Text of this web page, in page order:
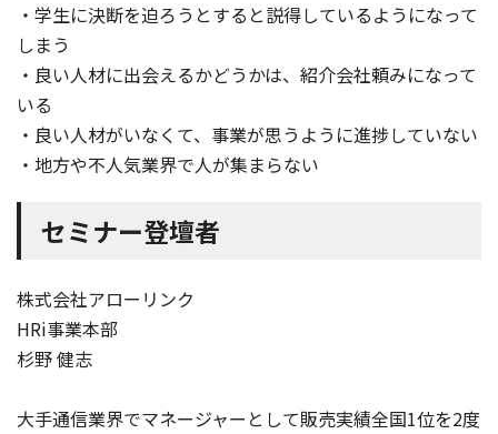
・学生に決断を迫ろうとすると説得しているようになって
しまう
・良い人材に出会えるかどうかは、紹介会社頼みになって
いる
・良い人材がいなくて、事業が思うように進捗していない
・地方や不人気業界で人が集まらない
セミナー登壇者
株式会社アローリンク
HRi事業本部
杉野 健志
大手通信業界でマネージャーとして販売実績全国1位を2度